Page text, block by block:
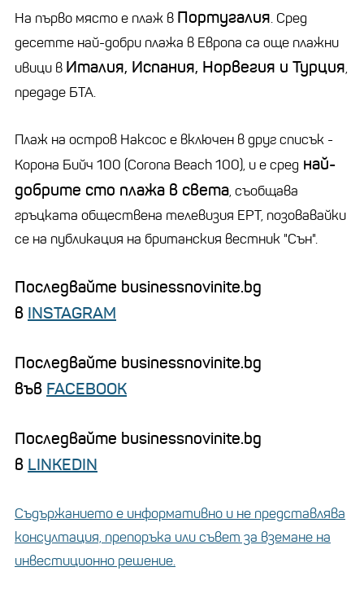
На първо място е плаж в Португалия. Сред
десетте най-добри плажа в Европа са още плажни
ивици в Италия, Испания, Нoрвегия и Турция,
предаде БТА.
Плаж на остров Наксос е включен в друг списък -
Корона Бийч 100 (Corona Beach 100), и е сред най-
добрите сто плажа в света, съобщава
гръцката обществена телевизия ЕРТ, позовавайки
се на публикация на британския вестник "Сън".
Последвайте businessnovinite.bg
в INSTAGRAM
Последвайте businessnovinite.bg
във FACEBOOK
Последвайте businessnovinite.bg
в LINKEDIN
Съдържанието е информативно и не представлява
консултация, препоръка или съвет за вземане на
инвестиционно решение.